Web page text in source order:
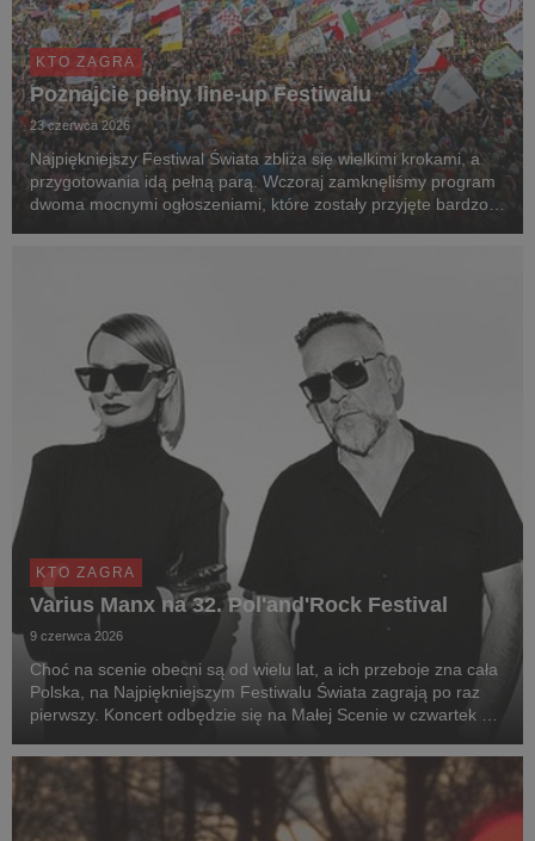
KTO ZAGRA
Poznajcie pełny line-up Festiwalu
23 czerwca 2026
Najpiękniejszy Festiwal Świata zbliża się wielkimi krokami, a
przygotowania idą pełną parą. Wczoraj zamknęliśmy program
dwoma mocnymi ogłoszeniami, które zostały przyjęte bardzo
KTO ZAGRA
Varius Manx na 32. Pol'and'Rock Festival
9 czerwca 2026
Choć na scenie obecni są od wielu lat, a ich przeboje zna cała
Polska, na Najpiękniejszym Festiwalu Świata zagrają po raz
pierwszy. Koncert odbędzie się na Małej Scenie w czwartek 30